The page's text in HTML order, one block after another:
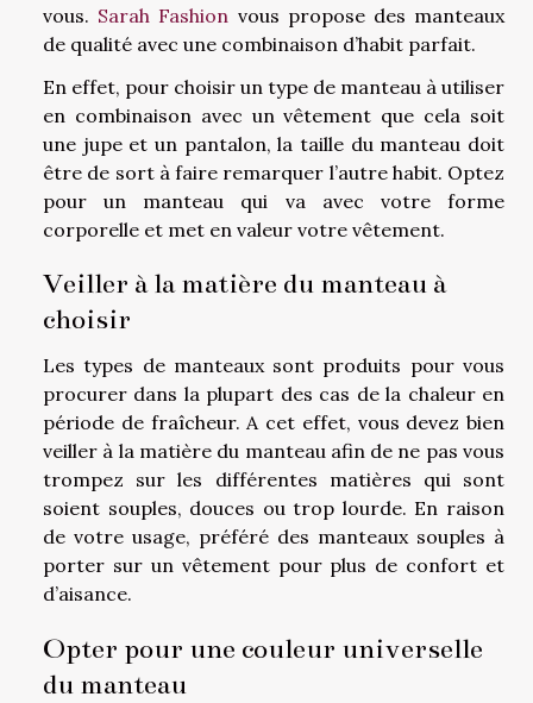
vous. Sarah Fashion vous propose des manteaux
de qualité avec une combinaison d’habit parfait.
En effet, pour choisir un type de manteau à utiliser
en combinaison avec un vêtement que cela soit
une jupe et un pantalon, la taille du manteau doit
être de sort à faire remarquer l’autre habit. Optez
pour un manteau qui va avec votre forme
corporelle et met en valeur votre vêtement.
Veiller à la matière du manteau à
choisir
Les types de manteaux sont produits pour vous
procurer dans la plupart des cas de la chaleur en
période de fraîcheur. A cet effet, vous devez bien
veiller à la matière du manteau afin de ne pas vous
trompez sur les différentes matières qui sont
soient souples, douces ou trop lourde. En raison
de votre usage, préféré des manteaux souples à
porter sur un vêtement pour plus de confort et
d’aisance.
Opter pour une couleur universelle
du manteau